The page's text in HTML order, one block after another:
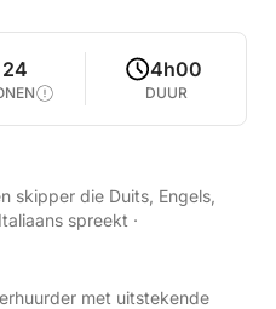
24 4h00
DUUR
skipper die Duits, Engels,
spreekt ·
met uitstekende